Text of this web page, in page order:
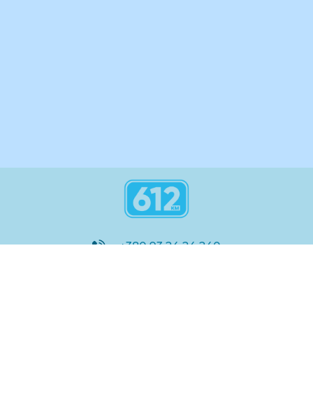
+380 93 24 24 240